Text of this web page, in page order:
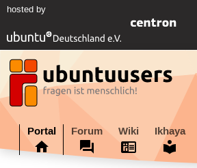
hosted by
Portal Forum Wiki Ikhaya